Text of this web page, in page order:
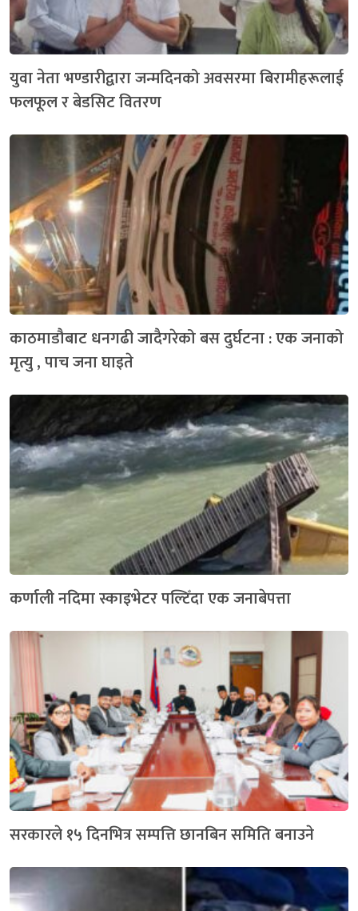
युवा नेता भण्डारीद्वारा जन्मदिनको अवसरमा बिरामीहरूलाई
फलफूल र बेडसिट वितरण
काठमाडौबाट धनगढी जादैगरेको बस दुर्घटना : एक जनाको
मृत्यु , पाच जना घाइते
कर्णाली नदिमा स्काइभेटर पल्टिँदा एक जनाबेपत्ता
सरकारले १५ दिनभित्र सम्पत्ति छानबिन समिति बनाउने